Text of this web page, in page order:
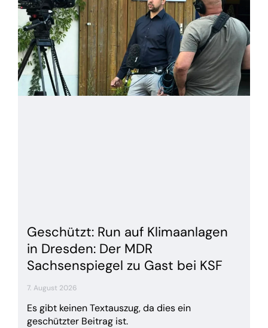
Geschützt: Run auf Klimaanlagen
in Dresden: Der MDR
Sachsenspiegel zu Gast bei KSF
7. August 2026
Es gibt keinen Textauszug, da dies ein
geschützter Beitrag ist.